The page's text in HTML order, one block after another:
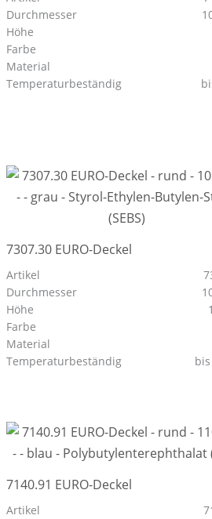
Durchmesser
Höhe
Farbe
Material
Temperaturbeständig
7307.30 EURO-Deckel
Artikel
Durchmesser
Höhe
Farbe
Material
Temperaturbeständig
bis
7140.91 EURO-Deckel
Artikel